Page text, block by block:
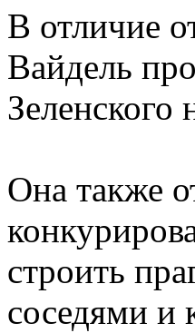
В отличие
Вайдель
Она также
строить
соседями и